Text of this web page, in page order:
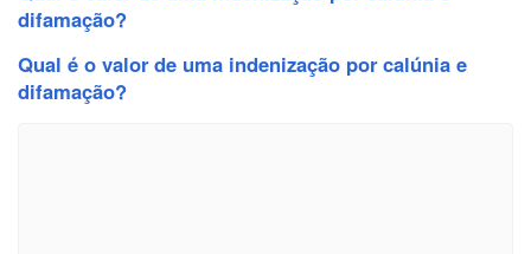
difamação?
Qual é o valor de uma indenização por calúnia e
difamação?